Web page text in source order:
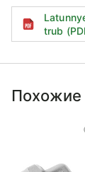
trub
Похожие